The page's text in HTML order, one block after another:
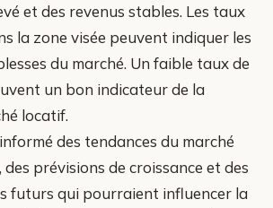
et des revenus stables. Les taux
la zone visée peuvent indiquer les
du marché. Un faible taux de
un bon indicateur de la
locatif.
des tendances du marché
prévisions de croissance et des
futurs qui pourraient influencer la